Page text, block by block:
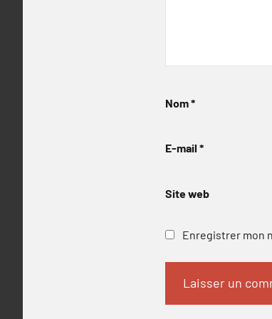
Nom*
E-mail *
Site web
Enregistrer mon